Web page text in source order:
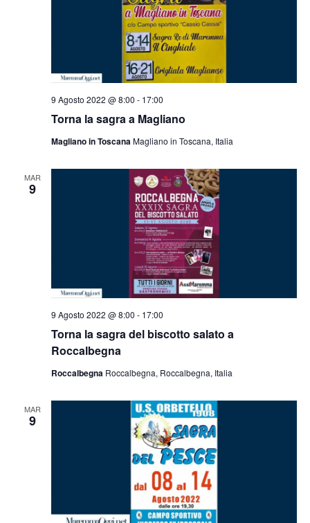
Torna la sagra a Magliano
9 Agosto 2022 @ 8:00 - 17:00
Magliano in ToscanaMagliano in Toscana, Italia
MAR
9
Torna la sagra del biscotto salato a
Roccalbegna
9 Agosto 2022 @ 8:00 - 17:00
Roccalbegna Roccalbegna, Roccalbegna, Italia
MAR
9